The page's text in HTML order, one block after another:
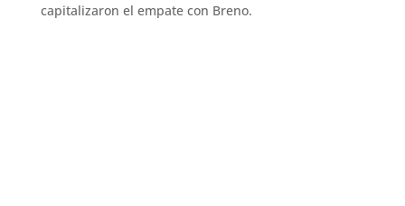
capitalizaron el empate con Breno.